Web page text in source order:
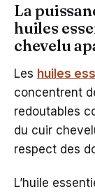
La
huiles
chevelu
Les huiles
concentrent
redoutables
du cuir
respect des
L’huile